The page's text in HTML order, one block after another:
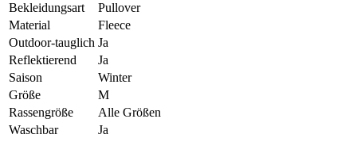
Bekleidungsart
Pullover
Material
Fleece
Outdoor-tauglich Ja
Reflektierend
Ja
Saison
Winter
Größe
M
Rassengröße
Alle Größen
Waschbar
Ja